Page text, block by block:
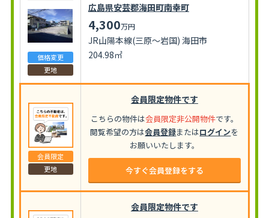
価格変更
更地
広島県安芸郡海田町南幸町
4,300万円
JR山陽本線(三原～岩国) 海田市
204.98㎡
会員限定
更地
会員限定物件です
こちらの物件は会員限定非公開物件です。
閲覧希望の方は会員登録またはログインを
お願いいたします。
今すぐ会員登録をする
会員限定物件です